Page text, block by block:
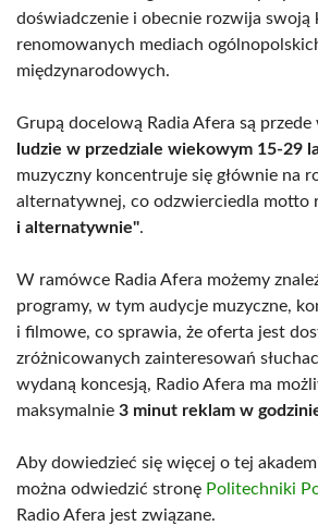
doświadczenie i obecnie rozwija swoją
renomowanych mediach
międzynarodowych.
Grupą docelową Radia Afera są przede
ludzie w przedziale wiekowym 15-29
muzyczny koncentruje się głównie na
alternatywnej, co odzwierciedla motto
i alternatywnie".
W ramówce Radia Afera możemy
programy, w tym audycje muzyczne,
i filmowe, co sprawia, że oferta jest
zróżnicowanych zainteresowań
wydaną koncesją, Radio Afera ma
maksymalnie 3 minut reklam w
Aby dowiedzieć się więcej o tej
można odwiedzić stronę Politechniki
Radio Afera jest związane.